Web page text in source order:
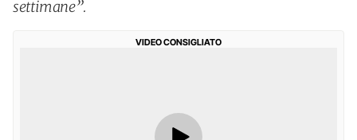
settimane”.
VIDEO CONSIGLIATO